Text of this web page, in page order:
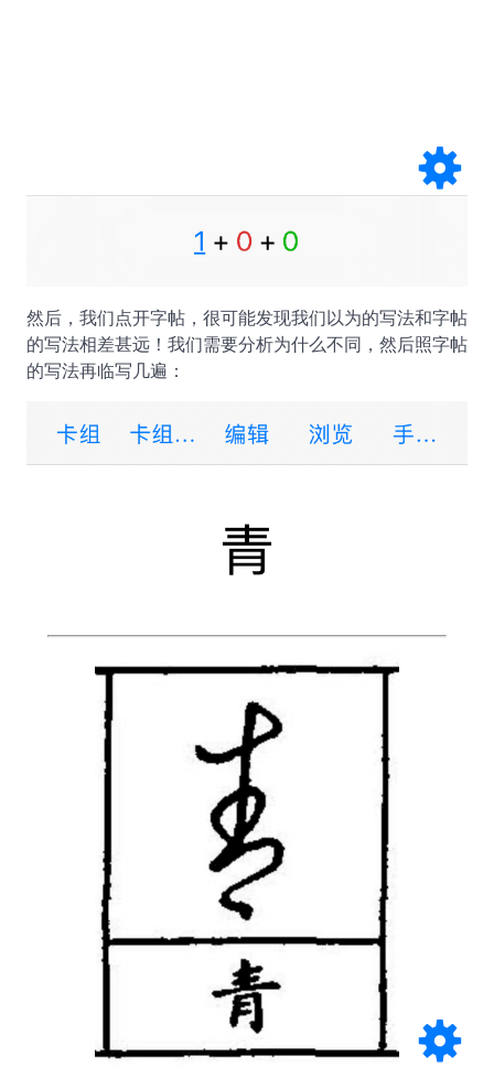
然后，我们点开字帖，很可能发现我们以为的写法和字帖
的写法相差甚远！我们需要分析为什么不同，然后照字帖
的写法再临写几遍：